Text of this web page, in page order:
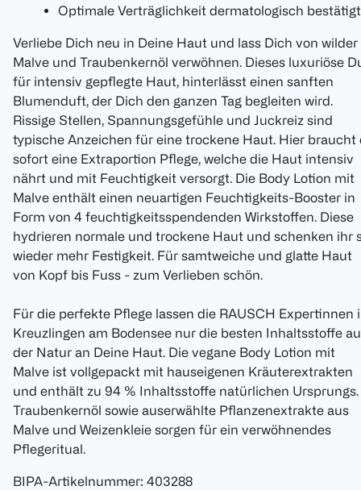
Optimale Verträglichkeit dermatologisch bestätigt
Verliebe Dich neu in Deine Haut und lass Dich von wilder
Malve und Traubenkernöl verwöhnen. Dieses luxuriöse
für intensiv gepflegte Haut, hinterlässt einen sanften
Blumenduft, der Dich den ganzen Tag begleiten wird.
Rissige Stellen, Spannungsgefühle und Juckreiz sind
typische Anzeichen für eine trockene Haut. Hier braucht
sofort eine Extraportion Pflege, welche die Haut intensiv
nährt und mit Feuchtigkeit versorgt. Die Body Lotion mit
Malve enthält einen neuartigen Feuchtigkeits-Booster in
Form von 4 feuchtigkeitsspendenden Wirkstoffen. Diese
hydrieren normale und trockene Haut und schenken ihr
wieder mehr Festigkeit. Für samtweiche und glatte Haut
von Kopf bis Fuss - zum Verlieben schön.
Für die perfekte Pflege lassen die RAUSCH Expertinnen
Kreuzlingen am Bodensee nur die besten Inhaltsstoffe
der Natur an Deine Haut. Die vegane Body Lotion mit
Malve ist vollgepackt mit hauseigenen Kräuterextrakten
und enthält zu 94 % Inhaltsstoffe natürlichen Ursprungs.
Traubenkernöl sowie auserwählte Pflanzenextrakte aus
Malve und Weizenkleie sorgen für ein verwöhnendes
Pflegeritual.
BIPA-Artikelnummer: 403288